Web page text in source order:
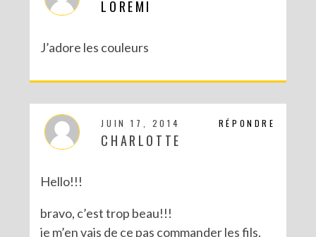
LOREMI
J’adore les couleurs
RÉPONDRE
JUIN 17, 2014
CHARLOTTE
Hello!!!
bravo, c’est trop beau!!!
je m’en vais de ce pas commander les fils.